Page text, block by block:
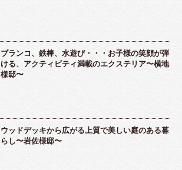
ブランコ、鉄棒、水遊び・・・お子様の笑顔が弾
ける、アクティビティ満載のエクステリア〜横地
様邸〜
ウッドデッキから広がる上質で美しい庭のある暮
らし〜岩佐様邸〜